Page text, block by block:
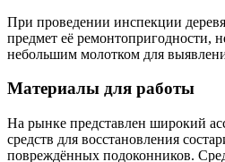
При проведении инспекции
предмет её ремонтопригодности,
небольшим молотком для
Материалы для работы
На рынке представлен широкий
средств для восстановления
повреждённых подоконников.